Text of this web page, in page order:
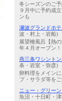
冬シーズンのご予
９月中に予約成
ンも
瀬波グランドホ
波・村上・岩船)
展望檜風呂【熱
年４月オープン！
燕三条ワシント
条・岩室・弥彦)
卵料理をメイン
プ・サラダ等を
ニュー・グリー
魚沼・十日町・